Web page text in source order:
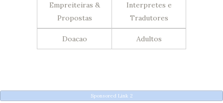
Empreiteiras &
Propostas
Interpretes e
Tradutores
Doacao Adultos
Sponsored Link 2